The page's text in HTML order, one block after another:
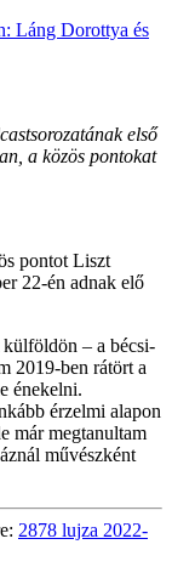
Láng Dorottya és
első
a közös pontokat
pontot Liszt
22-én adnak elő
– a bécsi-
2019-ben rátört a
énekelni.
érzelmi alapon
már megtanultam
művészként
2878 lujza 2022-